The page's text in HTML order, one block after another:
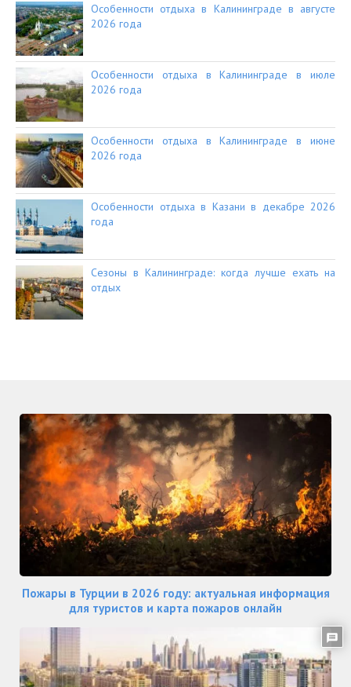
Особенности отдыха в Калининграде в августе
2026 года
Особенности отдыха в Калининграде в июле
2026 года
Особенности отдыха в Калининграде в июне
2026 года
Особенности отдыха в Казани в декабре 2026
года
Сезоны в Калининграде: когда лучше ехать на
отдых
Пожары в Турции в 2026 году: актуальная информация
для туристов и карта пожаров онлайн